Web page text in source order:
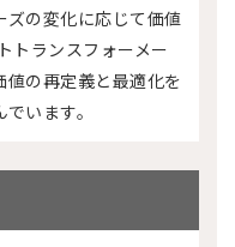
ズの変化に応じて価値
トランスフォーメー
の再定義と最適化を
います。